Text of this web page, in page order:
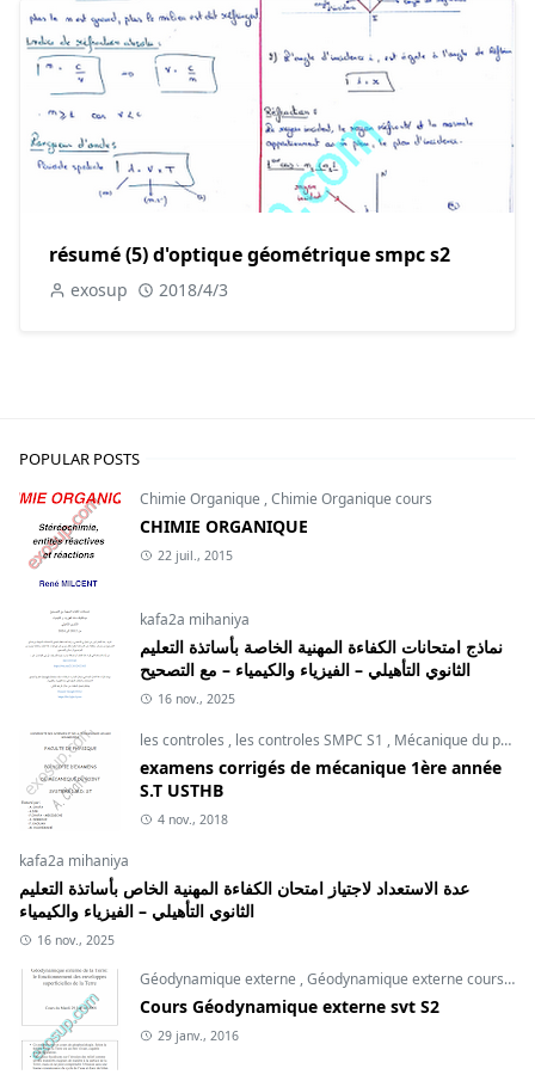
résumé (5) d'optique géométrique smpc s2
exosup 2018/4/3
POPULAR POSTS
Chimie Organique ,Chimie Organique cours
CHIMIE ORGANIQUE
22 juil., 2015
kafa2a mihaniya
نماذج امتحانات الكفاءة المهنية الخاصة بأساتذة التعليم
الثانوي التأهيلي – الفيزياء والكيمياء – مع التصحيح
16 nov., 2025
les controles , les controles SMPC S1 , Mécanique du point
examens corrigés de mécanique 1ère année
S.T USTHB
4 nov., 2018
kafa2a mihaniya
عدة الاستعداد لاجتياز امتحان الكفاءة المهنية الخاص بأساتذة التعليم
الثانوي التأهيلي – الفيزياء والكيمياء
16 nov., 2025
Géodynamique externe ,Géodynamique externe cours ,
Cours Géodynamique externe svt S2
29 janv., 2016